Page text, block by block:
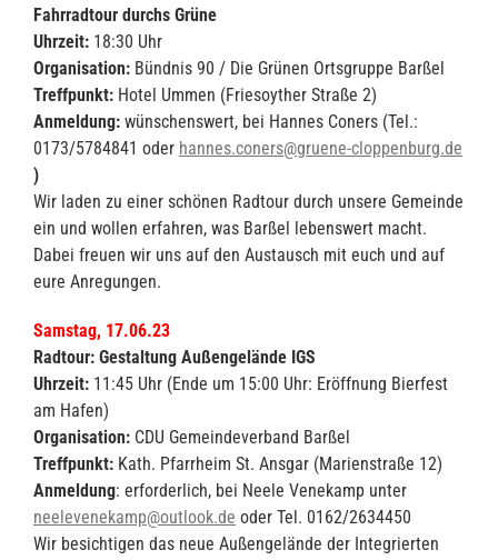
Fahrradtour durchs Grüne
Uhrzeit: 18:30 Uhr
Organisation: Bündnis 90 / Die Grünen Ortsgruppe Barßel
Treffpunkt: Hotel Ummen (Friesoyther Straße 2)
Anmeldung: wünschenswert, bei Hannes Coners (Tel.:
0173/5784841 oder hannes.coners@gruene-cloppenburg.de
)
Wir laden zu einer schönen Radtour durch unsere Gemeinde
ein und wollen erfahren, was Barßel lebenswert macht.
Dabei freuen wir uns auf den Austausch mit euch und auf
eure Anregungen.
Samstag, 17.06.23
Radtour: Gestaltung Außengelände IGS
Uhrzeit: 11:45 Uhr (Ende um 15:00 Uhr: Eröffnung Bierfest
am Hafen)
Organisation: CDU Gemeindeverband Barßel
Treffpunkt: Kath. Pfarrheim St. Ansgar (Marienstraße 12)
Anmeldung: erforderlich, bei Neele Venekamp unter
neelevenekamp@outlook.de oder Tel. 0162/2634450
Wir besichtigen das neue Außengelände der Integrierten